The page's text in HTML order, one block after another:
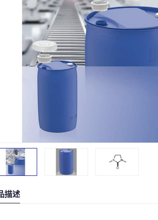
描述